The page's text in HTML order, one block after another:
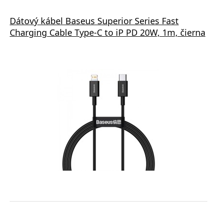
Dátový kábel Baseus Superior Series Fast
Charging Cable Type-C to iP PD 20W, 1m, čierna